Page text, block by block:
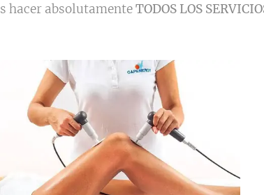
hacer absolutamenteTODOS LOS